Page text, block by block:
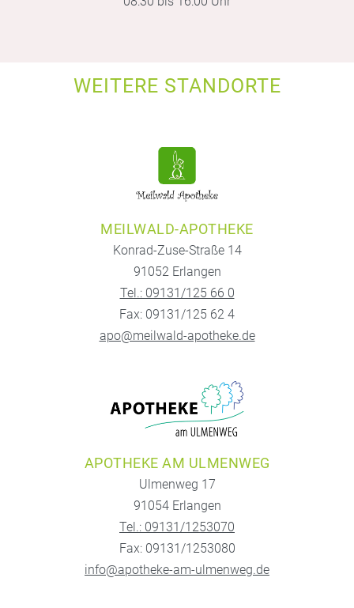
WEITERE STANDORTE
MEILWALD-APOTHEKE
Konrad-Zuse-Straße 14
91052 Erlangen
Tel.: 09131/125 66 0
Fax: 09131/125 62 4
apo@meilwald-apotheke.de
APOTHEKE AM ULMENWEG
Ulmenweg 17
91054 Erlangen
Tel.: 09131/1253070
Fax: 09131/1253080
info@apotheke-am-ulmenweg.de